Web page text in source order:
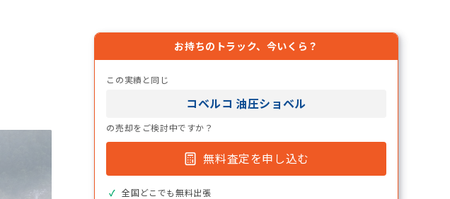
お持ちのトラック、今いくら？
この実績と同じ
コベルコ 油圧ショベル
の売却をご検討中ですか？
無料査定を申し込む
全国どこでも無料出張